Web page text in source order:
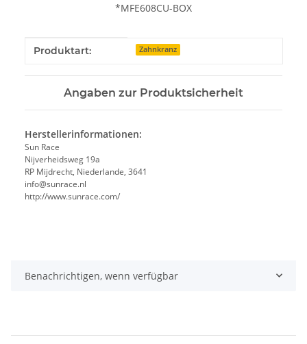
*MFE608CU-BOX
Produkteigenschaft
Wert
Produktart: Zahnkranz
Angaben zur Produktsicherheit
Herstellerinformationen:
Sun Race
Nijverheidsweg 19a
RP Mijdrecht, Niederlande, 3641
info@sunrace.nl
http://www.sunrace.com/
Benachrichtigen, wenn verfügbar